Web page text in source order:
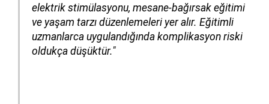
elektrik stimülasyonu, mesane-bağırsak eğitimi
ve yaşam tarzı düzenlemeleri yer alır. Eğitimli
uzmanlarca uygulandığında komplikasyon riski
oldukça düşüktür."